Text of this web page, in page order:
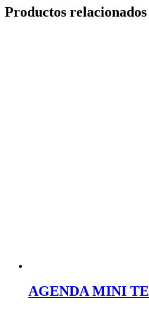
Productos relacionados
AGENDA MINI